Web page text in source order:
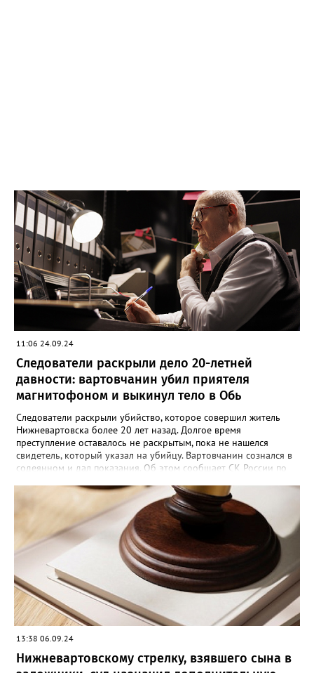
11:06 24.09.24
Следователи раскрыли дело 20-летней
давности: вартовчанин убил приятеля
магнитофоном и выкинул тело в Обь
Следователи раскрыли убийство, которое совершил житель
Нижневартовска более 20 лет назад. Долгое время
преступление оставалось не раскрытым, пока не нашелся
свидетель, который указал на убийцу. Вартовчанин сознался в
содеянном и дал показания. Об этом сообщает СК России по
декабря 2001 года 22 летний вартовчанин находился в
квартире по улице Менделеева вместе со своим 29-летним
знакомым. Произошла ссора и мужчина нанес приятелю
множественные удары руками и кассетным магнитофоном в
голову. От полученных травм он скончался. Вартовчанин
испугался и выбросил тело в Обь. Уголовное дело с
обвинительным заключением направлено в суд для
рассмотрения. Вартовчанину грозит до пятнадцати лет
лишения свободы.
13:38 06.09.24
Нижневартовскому стрелку, взявшего сына в